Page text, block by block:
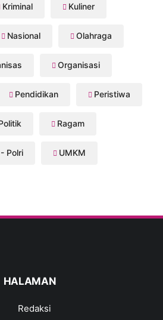
Kriminal Kuliner
Nasional Olahraga
Organisasi
Pendidikan Peristiwa
Ragam
Polri UMKM
HALAMAN
Redaksi